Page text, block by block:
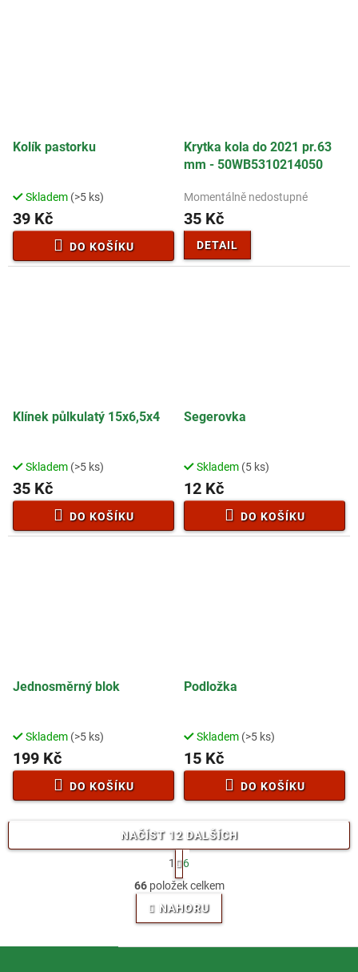
Kolík pastorku
Skladem (>5 ks)
39 Kč
DO KOŠÍKU
Krytka kola do 2021 pr.63
mm - 50WB5310214050
Momentálně nedostupné
35 Kč
DETAIL
Klínek půlkulatý 15x6,5x4
Skladem (>5 ks)
35 Kč
DO KOŠÍKU
Segerovka
Skladem (5 ks)
12 Kč
DO KOŠÍKU
Jednosměrný blok
Skladem (>5 ks)
199 Kč
DO KOŠÍKU
Podložka
Skladem (>5 ks)
15 Kč
DO KOŠÍKU
O
v
l
á
NAČÍST 12 DALŠÍCH
S
t
r
á
n
k
v
1
6
66položek celkem
NAHORU